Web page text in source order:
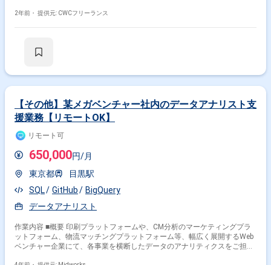
ニタリング画面開発 - 探索的データ分析実査 ＜参画期間＞ ・2025/2〜 ＜
2年前・ 提供元: CWCフリーランス
【その他】某メガベンチャー社内のデータアナリスト支
援業務【リモートOK】
リモート可
650,000円/月
東京都
目黒駅
SQL
GitHub
BigQuery
データアナリスト
作業内容 ■概要 印刷プラットフォームや、CM分析のマーケティングプラ
ットフォーム、物流マッチングプラットフォーム等、幅広く展開するWeb
ベンチャー企業にて、各事業を横断したデータのアナリティクスをご担当